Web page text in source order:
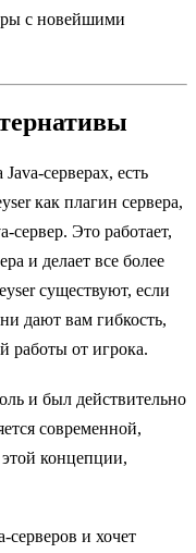
с новейшими
серверах, есть
как плагин сервера,
Это работает,
и делает все более
существуют, если
дают вам гибкость,
работы от игрока.
и был действительно
современной,
концепции,
серверов и хочет